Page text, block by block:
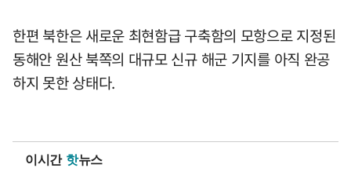
한편 북한은 새로운 최현함급 구축함의 모항으로 지정된
동해안 원산 북쪽의 대규모 신규 해군 기지를 아직 완공
하지 못한 상태다.
이시간 핫뉴스